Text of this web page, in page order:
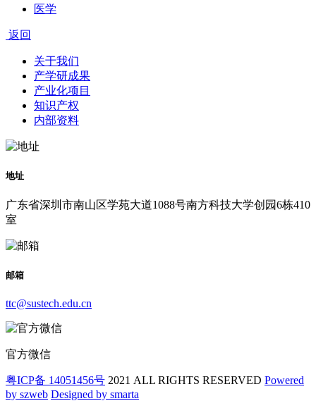
医学
返回
关于我们
产学研成果
产业化项目
知识产权
内部资料
地址
广东省深圳市南山区学苑大道1088号南方科技大学创园6栋410
室
邮箱
ttc@sustech.edu.cn
官方微信
粤ICP备 14051456号 2021 ALL RIGHTS RESERVED Powered
by szweb Designed by smarta